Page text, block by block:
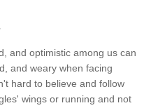
and optimistic among us can
and weary when facing
hard to believe and follow
wings or running and not